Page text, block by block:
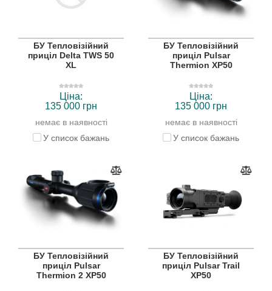
БУ Тепловізійний
приціл Delta TWS 50
XL
Ціна:
135 000 грн
немає в наявності
У список бажань
БУ Тепловізійний
приціл Pulsar
Thermion XP50
Ціна:
135 000 грн
немає в наявності
У список бажань
БУ Тепловізійний
приціл Pulsar
Thermion 2 XP50
БУ Тепловізійний
приціл Pulsar Trail
XP50